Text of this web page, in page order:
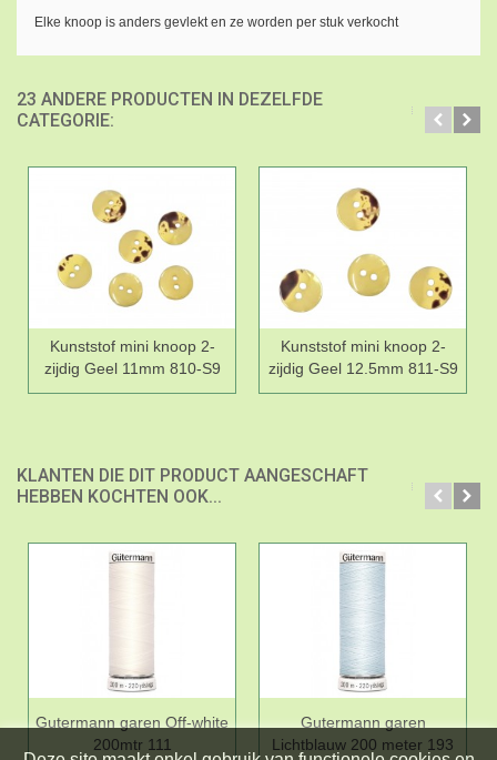
Elke knoop is anders gevlekt en ze worden per stuk verkocht
23 ANDERE PRODUCTEN IN DEZELFDE
CATEGORIE:
Kunststof mini knoop 2-
zijdig Geel 11mm 810-S9
Kunststof mini knoop 2-
zijdig Geel 12.5mm 811-S9
KLANTEN DIE DIT PRODUCT AANGESCHAFT
HEBBEN KOCHTEN OOK...
Gutermann garen Off-white
200mtr 111
Gutermann garen
Lichtblauw 200 meter 193